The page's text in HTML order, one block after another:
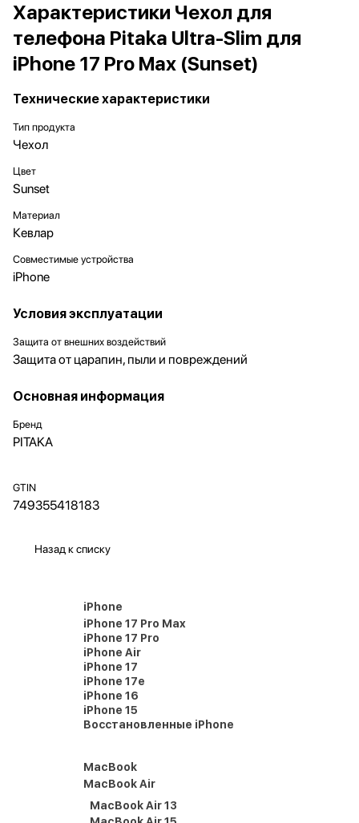
Характеристики Чехол для
телефона Pitaka Ultra-Slim для
iPhone 17 Pro Max (Sunset)
Технические характеристики
Тип продукта
Чехол
Цвет
Sunset
Материал
Кевлар
Совместимые устройства
iPhone
Условия эксплуатации
Защита от внешних воздействий
Защита от царапин, пыли и повреждений
Основная информация
Бренд
PITAKA
GTIN
749355418183
Назад к списку
iPhone
iPhone 17 Pro Max
iPhone 17 Pro
iPhone Air
iPhone 17
iPhone 17e
iPhone 16
iPhone 15
Восстановленные iPhone
MacBook
MacBook Air
MacBook Air 13